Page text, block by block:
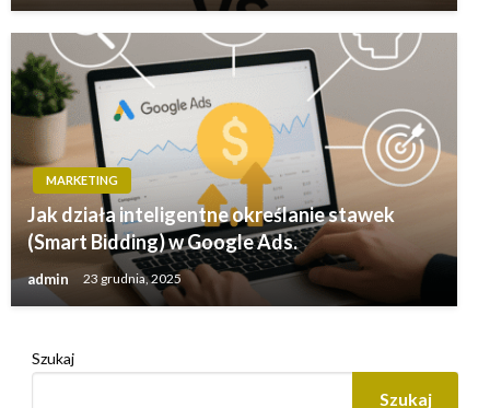
MARKETING
Jak działa inteligentne określanie stawek
(Smart Bidding) w Google Ads.
admin 23 grudnia, 2025
Szukaj
Szukaj